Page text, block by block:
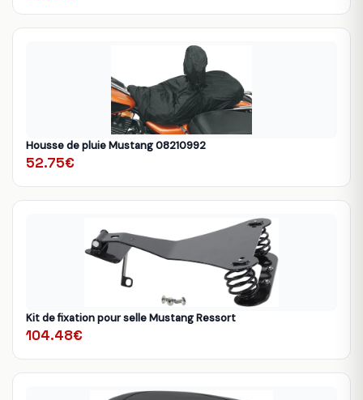
Housse de pluie Mustang 08210992
52.75€
Kit de fixation pour selle Mustang Ressort
104.48€